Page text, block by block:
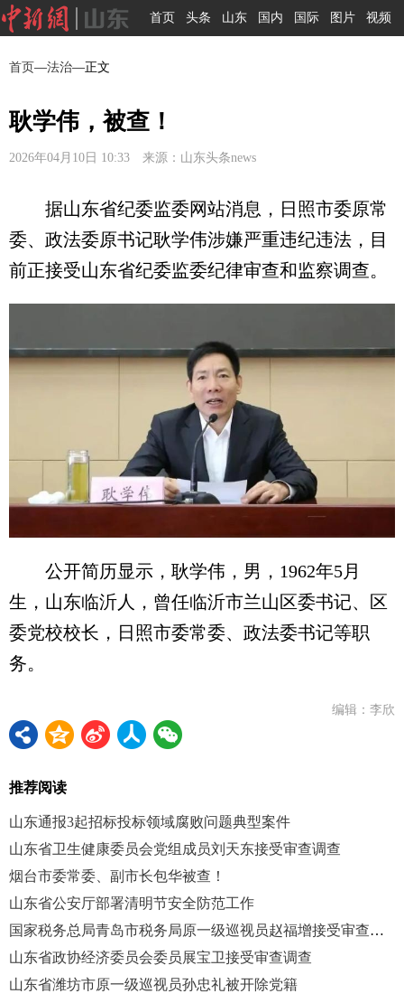
首页 头条 山东 国内 国际 图片 视频
首页—法治—正文
耿学伟，被查！
2026年04月10日 10:33 来源：山东头条news
据山东省纪委监委网站消息，日照市委原常
委、政法委原书记耿学伟涉嫌严重违纪违法，目
前正接受山东省纪委监委纪律审查和监察调查。
公开简历显示，耿学伟，男，1962年5月
生，山东临沂人，曾任临沂市兰山区委书记、区
委党校校长，日照市委常委、政法委书记等职
务。
编辑：李欣
推荐阅读
山东通报3起招标投标领域腐败问题典型案件
山东省卫生健康委员会党组成员刘天东接受审查调查
烟台市委常委、副市长包华被查！
山东省公安厅部署清明节安全防范工作
国家税务总局青岛市税务局原一级巡视员赵福增接受审查调查
山东省政协经济委员会委员展宝卫接受审查调查
山东省潍坊市原一级巡视员孙忠礼被开除党籍